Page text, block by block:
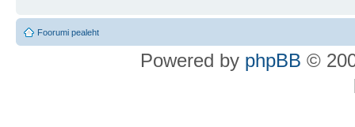
Foorumi pealeht
Powered by phpBB ©